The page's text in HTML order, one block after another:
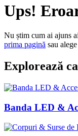
Ups!
Nu știm cum ai ajuns
prima pagină sau
Explorează
Banda LED &